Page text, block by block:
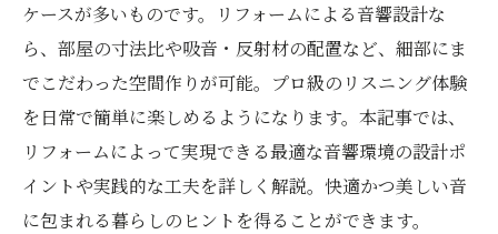
ケースが多いものです。リフォームによる音響設計な
ら、部屋の寸法比や吸音・反射材の配置など、細部にま
でこだわった空間作りが可能。プロ級のリスニング体験
を日常で簡単に楽しめるようになります。本記事では、
リフォームによって実現できる最適な音響環境の設計ポ
イントや実践的な工夫を詳しく解説。快適かつ美しい音
に包まれる暮らしのヒントを得ることができます。